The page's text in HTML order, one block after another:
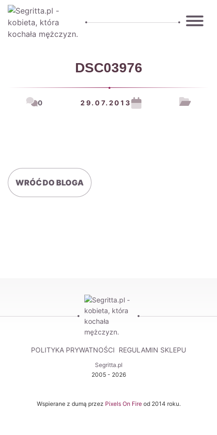
DSC03976
0 29.07.2013
WRÓĆ DO BLOGA
Segritta.pl
2005 - 2026
POLITYKA PRYWATNOŚCI REGULAMIN SKLEPU
Wspierane z dumą przez Pixels On Fire od 2014 roku.